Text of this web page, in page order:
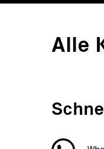
Alle